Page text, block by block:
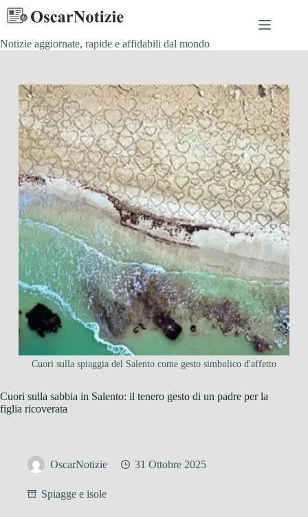
Salta
Notizie aggiornate, rapide e affidabili dal mondo
Cuori sulla spiaggia del Salento come gesto simbolico d'affetto
Cuori sulla sabbia in Salento: il tenero gesto di un padre per la
figlia ricoverata
OscarNotizie 31 Ottobre 2025
Spiagge e isole